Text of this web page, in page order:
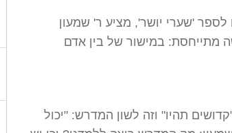
'שערי יושר', מציע ר' שמעון
מתייחסת: במישור של בין אדם
תהיו" וזה לשון המדרש: "יכול